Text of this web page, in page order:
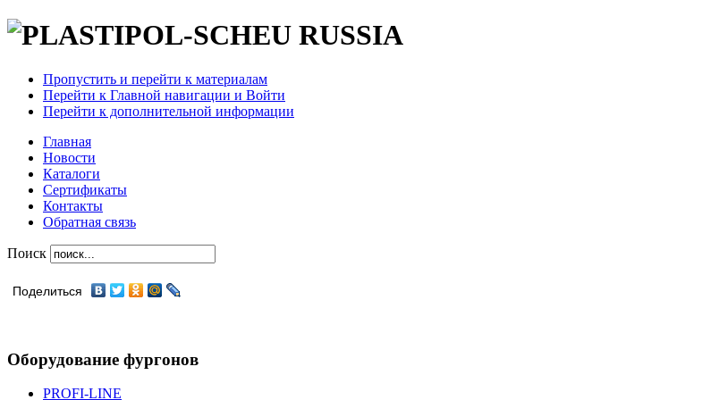
Пропустить и перейти к материалам
Перейти к Главной навигации и Войти
Перейти к дополнительной информации
Главная
Новости
Каталоги
Сертификаты
Контакты
Обратная связь
Поиск
Поделиться
Оборудование фургонов
PROFI-LINE